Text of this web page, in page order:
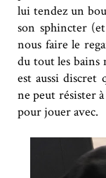
lui tendez un
son sphincter
nous faire le
du tout les bains
est aussi discret
ne peut résister
pour jouer avec.